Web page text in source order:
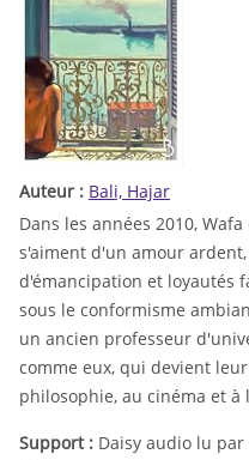
Auteur : Bali, Hajar
Dans les années 2010,
s'aiment d'un amour
d'émancipation et loyautés
sous le conformisme
un ancien professeur
comme eux, qui devient
philosophie, au cinéma et
Support : Daisy audio lu par